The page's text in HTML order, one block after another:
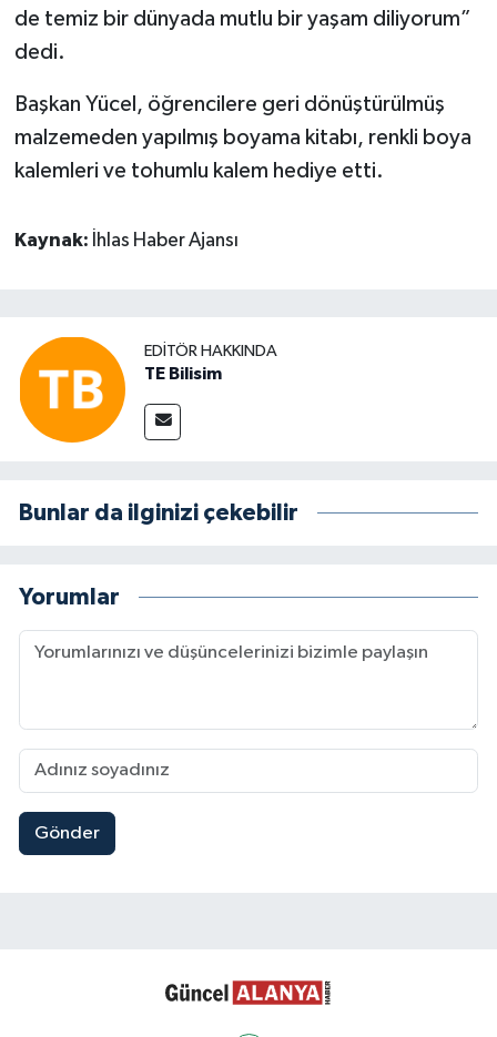
de temiz bir dünyada mutlu bir yaşam diliyorum”
dedi.
Başkan Yücel, öğrencilere geri dönüştürülmüş
malzemeden yapılmış boyama kitabı, renkli boya
kalemleri ve tohumlu kalem hediye etti.
Kaynak: İhlas Haber Ajansı
EDITÖR HAKKINDA
TE Bilisim
Bunlar da ilginizi çekebilir
Yorumlar
Gönder